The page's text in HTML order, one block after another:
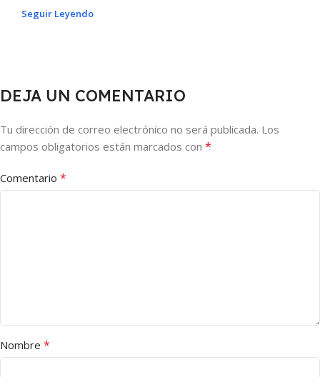
Seguir Leyendo
DEJA UN COMENTARIO
Tu dirección de correo electrónico no será publicada. Los
campos obligatorios están marcados con *
Comentario *
Nombre *